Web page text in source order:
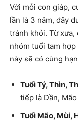
Với mỗi con giáp,
lần là 3 năm, đây
tránh khỏi. Từ xưa,
nhóm tuổi tam
này sẽ có cùng
Tuổi Tý, Thìn,
tiếp là Dần,
Tuổi Mão, Mùi,